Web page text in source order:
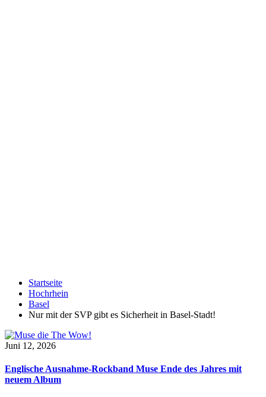
Startseite
Hochrhein
Basel
Nur mit der SVP gibt es Sicherheit in Basel-Stadt!
Juni 12, 2026
Englische Ausnahme-Rockband Muse Ende des Jahres mit
neuem Album